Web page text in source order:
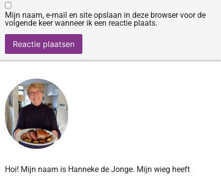
Mijn naam, e-mail en site opslaan in deze browser voor de
volgende keer wanneer ik een reactie plaats.
Hoi! Mijn naam is Hanneke de Jonge. Mijn wieg heeft